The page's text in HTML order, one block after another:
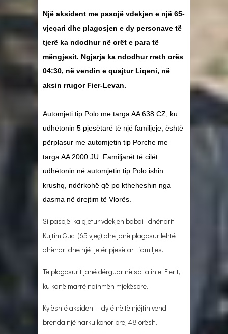
Një aksident me pasojë vdekjen e një 65-
vjeçari dhe plagosjen e dy personave të
tjerë ka ndodhur në orët e para të
mëngjesit. Ngjarja ka ndodhur rreth orës
04:30, në vendin e quajtur Liqeni, në
aksin rrugor Fier-Levan.
Automjeti tip Polo me targa AA 638 CZ, ku
udhëtonin 5 pjesëtarë të një familjeje, është
përplasur me automjetin tip Porche me
targa AA 2000 JU. Familjarët të cilët
udhëtonin në automjetin tip Polo ishin
krushq, ndërkohë që po ktheheshin nga
dasma në drejtim të Vlorës.
Si pasojë, ka gjetur vdekjen babai i dhëndrit,
Kujtim Guci (65 vjeç) dhe janë plagosur lehtë
dhëndri dhe një tjetër pjesëtar i familjes.
Të plagosurit janë dërguar në spitalin e Fierit,
ku kanë marrë ndihmën mjekësore.
Ky është aksidenti i dytë në të njëjtin vend
brenda një harku kohor prej 48 orësh.